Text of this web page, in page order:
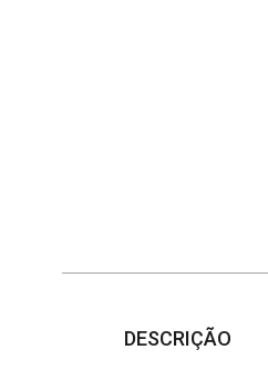
DESCRIÇÃO